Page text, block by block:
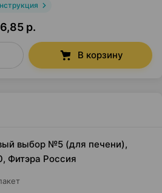
р.
В корзину
выбор №5 (для печени),
Фитэра Россия